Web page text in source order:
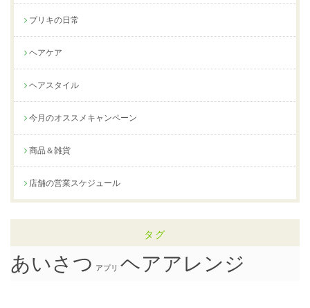
ブリキの日常
ヘアケア
ヘアスタイル
今月のオススメキャンペーン
商品＆雑貨
店舗の営業スケジュール
タグ
あいさつ アプリ ヘアアレンジ